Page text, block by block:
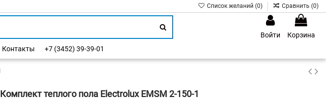
Список желаний (0) Сравнить (0)
Войти
Корзина
Контакты +7 (3452) 39-39-01
Комплект теплого пола Electrolux EMSM 2-150-1